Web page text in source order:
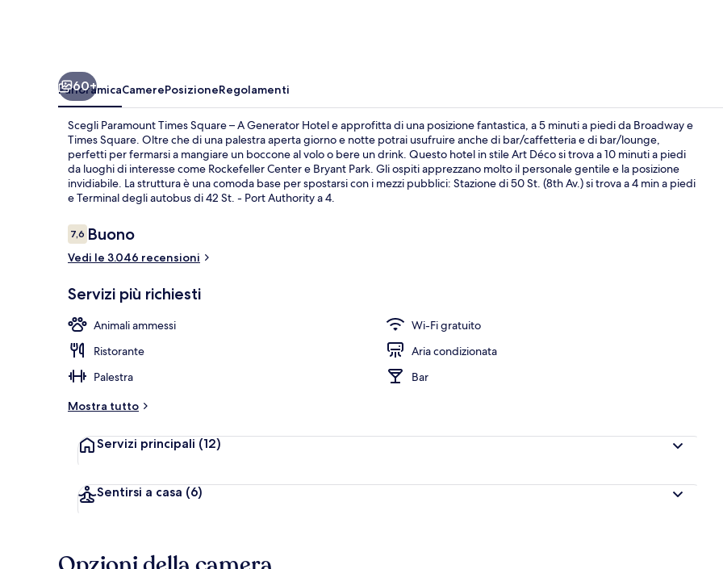
Lounge
60+
PanoramicaCamerePosizioneRegolamenti
Scegli Paramount Times Square – A Generator Hotel e approfitta di una posizione fantastica, a 5 minuti a piedi da Broadway e
Times Square. Oltre che di una palestra aperta giorno e notte potrai usufruire anche di bar/caffetteria e di bar/lounge,
perfetti per fermarsi a mangiare un boccone al volo o bere un drink. Questo hotel in stile Art Déco si trova a 10 minuti a piedi
da luoghi di interesse come Rockefeller Center e Bryant Park. Gli ospiti apprezzano molto il personale gentile e la posizione
invidiabile. La struttura è una comoda base per spostarsi con i mezzi pubblici: Stazione di 50 St. (8th Av.) si trova a 4 min a piedi
e Terminal degli autobus di 42 St. - Port Authority a 4.
Recensioni
7,67,6 su 10
Buono
Vedi le 3.046 recensioni
Servizi più richiesti
Animali ammessi
Wi-Fi gratuito
Ristorante
Aria condizionata
Palestra
Bar
Mostra tutto
Servizi principali (12)
Sentirsi a casa (6)